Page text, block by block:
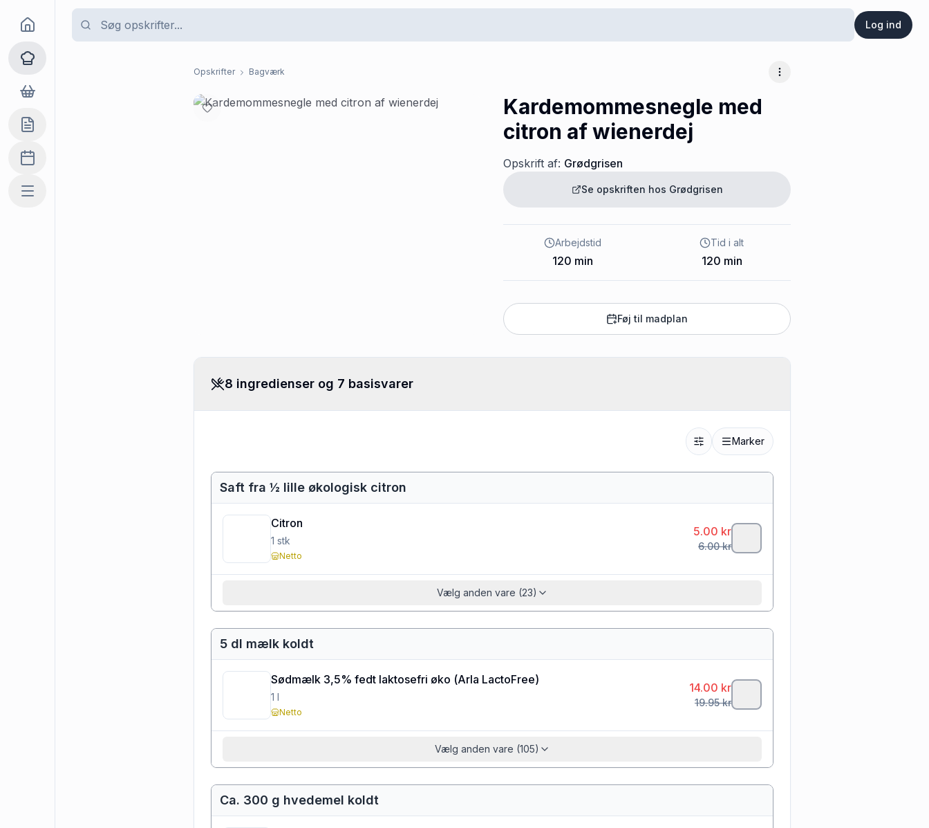
Log ind
Goma
Opskrifter
Dagligvarer
Indkøbslisten
Madplan
Mere
Opskrifter Bagværk Flere muligheder
Kardemommesnegle med
citron af wienerdej
Opskrift af: Grødgrisen
Se opskriften hos Grødgrisen
Arbejdstid
120 min
Tid i alt
120 min
Føj til madplan
8 ingredienser og 7 basisvarer
Marker
Saft fra ½ lille økologisk citron
Citron
1 stk
Netto
5.00 kr
6.00kr
Vælg anden vare (23)
5 dl mælk koldt
Sødmælk 3,5% fedt laktosefri øko (Arla LactoFree)
1 l
Netto
14.00 kr
19.95kr
Vælg anden vare (105)
Ca. 300 g hvedemel koldt